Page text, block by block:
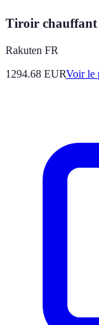
Tiroir chauffant
Rakuten FR
1294.68 EURVoir le